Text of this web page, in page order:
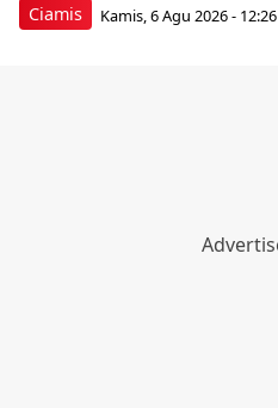
Ciamis Kamis, 6 Agu 2026 - 12:26